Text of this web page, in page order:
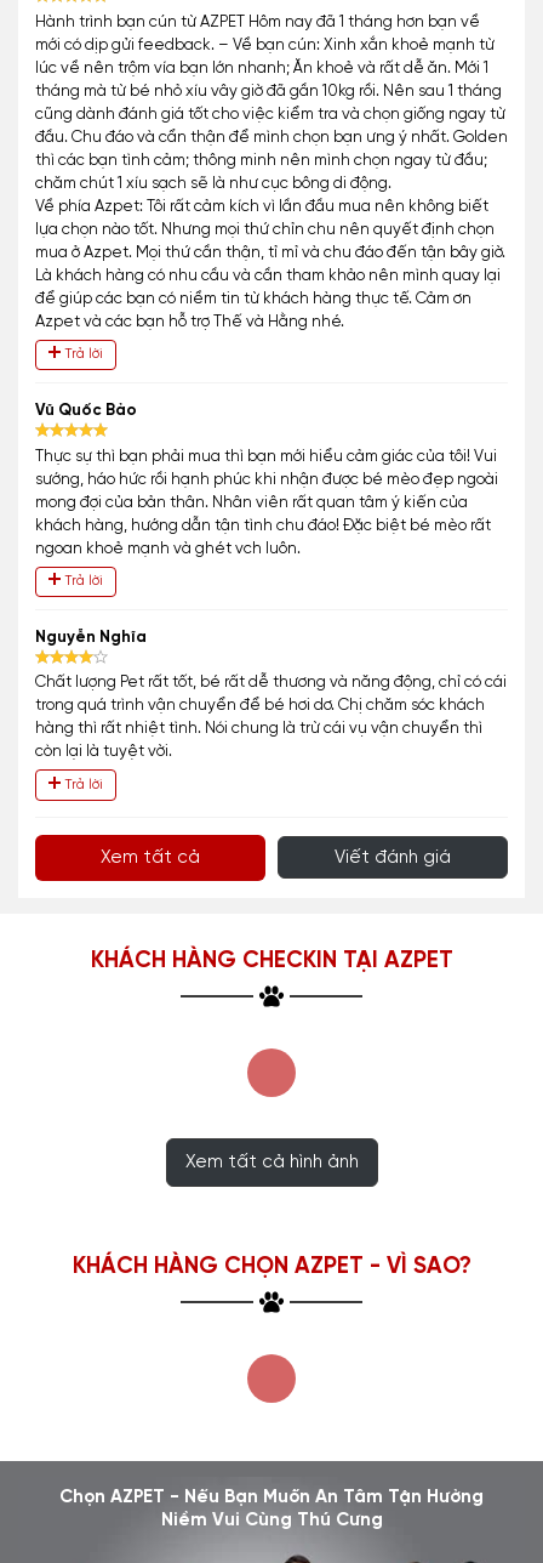
Hành trình bạn cún từ AZPET Hôm nay đã 1 tháng hơn bạn về
mới có dịp gửi feedback. – Về bạn cún: Xinh xắn khoẻ mạnh từ
lúc về nên trộm vía bạn lớn nhanh; Ăn khoẻ và rất dễ ăn. Mới 1
tháng mà từ bé nhỏ xíu vây giờ đã gần 10kg rồi. Nên sau 1 tháng
cũng dành đánh giá tốt cho việc kiểm tra và chọn giống ngay từ
đầu. Chu đáo và cẩn thận để mình chọn bạn ưng ý nhất. Golden
thì các bạn tình cảm; thông minh nên mình chọn ngay từ đầu;
chăm chút 1 xíu sạch sẽ là như cục bông di động.
Về phía Azpet: Tôi rất cảm kích vì lần đầu mua nên không biết
lựa chọn nào tốt. Nhưng mọi thứ chỉn chu nên quyết định chọn
mua ở Azpet. Mọi thứ cần thận, tỉ mỉ và chu đáo đến tận bây giờ.
Là khách hàng có nhu cầu và cần tham khảo nên mình quay lại
để giúp các bạn có niềm tin từ khách hàng thực tế. Cảm ơn
Azpet và các bạn hỗ trợ Thế và Hằng nhé.
Trả lời
Vũ Quốc Bảo
Thực sự thì bạn phải mua thì bạn mới hiểu cảm giác của tôi! Vui
sướng, háo hức rồi hạnh phúc khi nhận được bé mèo đẹp ngoài
mong đợi của bản thân. Nhân viên rất quan tâm ý kiến của
khách hàng, hướng dẫn tận tình chu đáo! Đặc biệt bé mèo rất
ngoan khoẻ mạnh và ghét vch luôn.
Trả lời
Nguyễn Nghĩa
Chất lượng Pet rất tốt, bé rất dễ thương và năng động, chỉ có cái
trong quá trình vận chuyển để bé hơi dơ. Chị chăm sóc khách
hàng thì rất nhiệt tình. Nói chung là trừ cái vụ vận chuyển thì
còn lại là tuyệt vời.
Trả lời
Xem tất cả Viết đánh giá
KHÁCH HÀNG CHECKIN TẠI AZPET
Xem tất cả hình ảnh
KHÁCH HÀNG CHỌN AZPET - VÌ SAO?
Chọn AZPET - Nếu Bạn Muốn An Tâm Tận Hưởng
Niềm Vui Cùng Thú Cưng